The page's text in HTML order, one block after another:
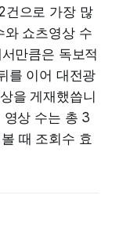
건으로 가장 많
와 쇼츠영상 수
만큼은 독보적
를 이어 대전광
을 게재했씁니
영상 수는 총 3
때 조회수 효